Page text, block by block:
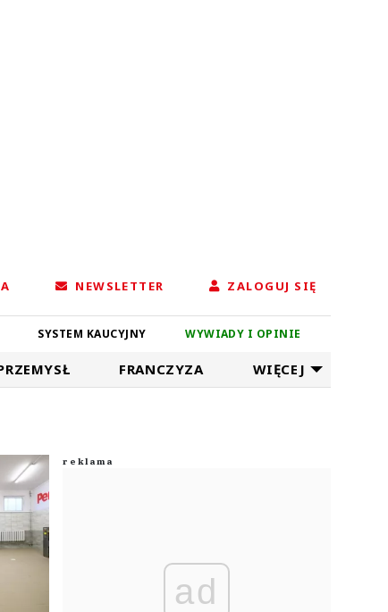
NEWSLETTER ZALOGUJ SIĘ
SYSTEM KAUCYJNY WYWIADY I OPINIE
FRANCZYZA WIĘCEJ
ad